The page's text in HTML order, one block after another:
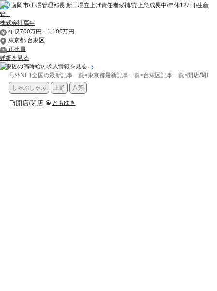
藤岡市/工場管理部長 新工場立上げ責任者候補/売上急成長中/年休127日/生産
管...
株式会社萬年
年収700万円～1,100万円
東京都 台東区
正社員
詳細を見る
台東区の高時給の求人情報を見る
号外NET全国の最新記事一覧>東京都最新記事一覧>台東区記事一覧>開店/閉店
しゃぶしゃぶ
上野 八芳
開店/閉店 ともゆき